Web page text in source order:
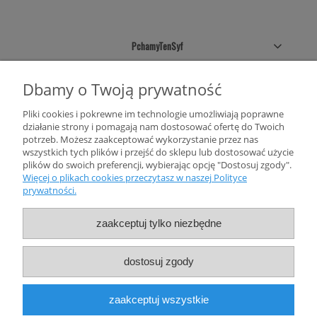
PchamyTenSyf
Sklepowe pólki
Twoje konto
Informacje
INSTAGRAM YOUTUBE
Dbamy o Twoją prywatność
Pliki cookies i pokrewne im technologie umożliwiają poprawne
działanie strony i pomagają nam dostosować ofertę do Twoich
potrzeb. Możesz zaakceptować wykorzystanie przez nas
wszystkich tych plików i przejść do sklepu lub dostosować użycie
plików do swoich preferencji, wybierając opcję "Dostosuj zgody".
Więcej o plikach cookies przeczytasz w naszej Polityce
prywatności.
zaakceptuj tylko niezbędne
dostosuj zgody
zaakceptuj wszystkie